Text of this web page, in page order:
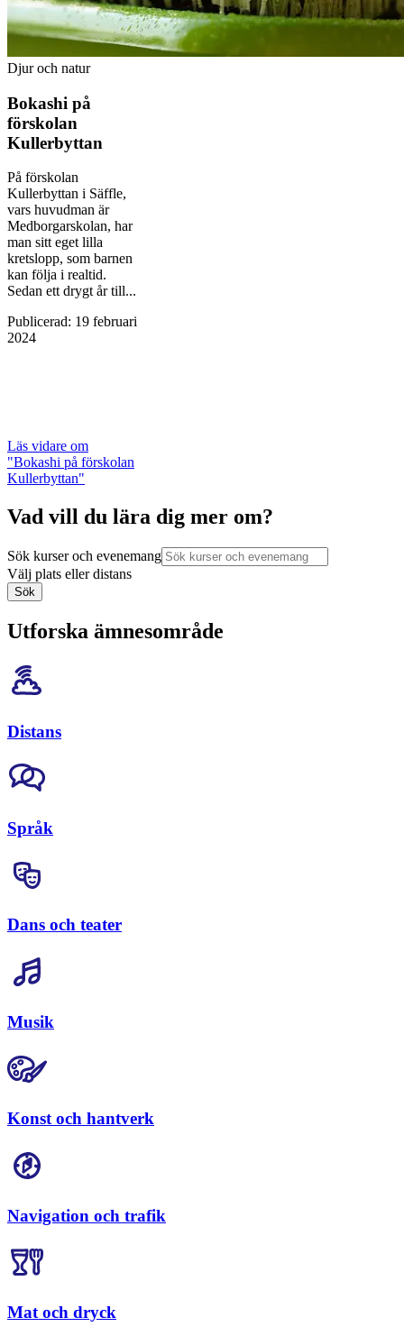
Djur och natur
Bokashi på
förskolan
Kullerbyttan
På förskolan
Kullerbyttan i Säffle,
vars huvudman är
Medborgarskolan, har
man sitt eget lilla
kretslopp, som barnen
kan följa i realtid.
Sedan ett drygt år till...
Publicerad: 19 februari
2024
Läs vidare om
"Bokashi på förskolan
Kullerbyttan"
Vad vill du lära dig mer om?
Sök kurser och evenemang
Välj plats eller distans
Sök
Utforska ämnesområde
Distans
Språk
Dans och teater
Musik
Konst och hantverk
Navigation och trafik
Mat och dryck